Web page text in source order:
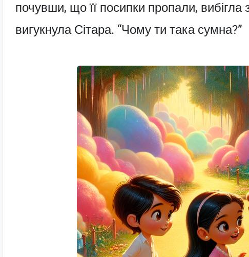
почувши, що її посипки пропали, вибігла
вигукнула Сітара. “Чому ти така сумна?”